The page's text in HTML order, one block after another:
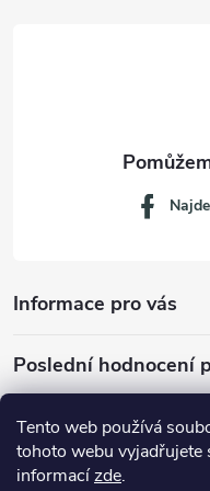
Tento web používá
tohoto webu vyjadřujete
informacízde.
Informace pro vás
Poslední hodnocení
Dávkovací lžička